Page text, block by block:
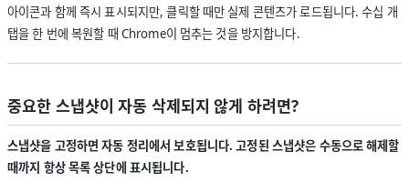
아이콘과 함께 즉시 표시되지만, 클릭할 때만 실제 콘텐츠가 로드됩니다. 수십 개
탭을 한 번에 복원할 때 Chrome이 멈추는 것을 방지합니다.
중요한 스냅샷이 자동 삭제되지 않게 하려면?
스냅샷을 고정하면 자동 정리에서 보호됩니다. 고정된 스냅샷은 수동으로 해제할
때까지 항상 목록 상단에 표시됩니다.